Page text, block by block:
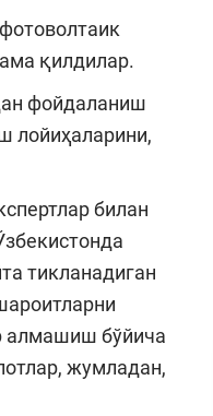
қилдилар.
фойдаланиш
лойиҳаларини,
билан
тикланадиган
алмашиш бўйича
жумладан,